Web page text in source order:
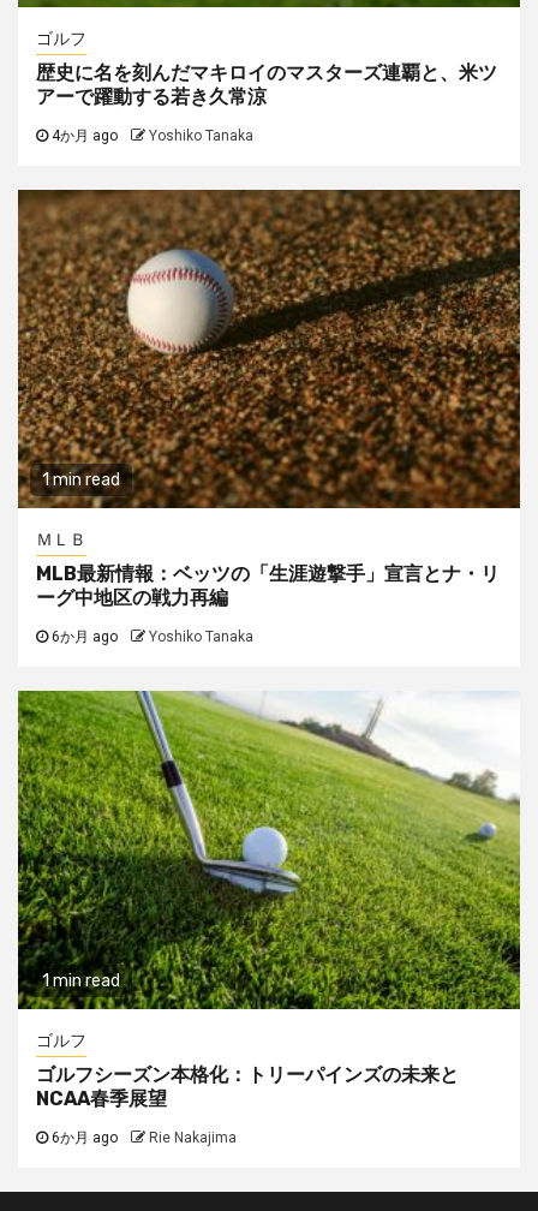
ゴルフ
歴史に名を刻んだマキロイのマスターズ連覇と、米ツ
アーで躍動する若き久常涼
4か月 ago Yoshiko Tanaka
1 min read
ＭＬＢ
MLB最新情報：ベッツの「生涯遊撃手」宣言とナ・リ
ーグ中地区の戦力再編
6か月 ago Yoshiko Tanaka
1 min read
ゴルフ
ゴルフシーズン本格化：トリーパインズの未来と
NCAA春季展望
6か月 ago Rie Nakajima